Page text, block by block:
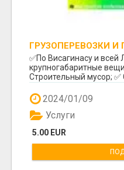
ГРУЗОПЕРЕВОЗКИ И
✅️По Висагинасу и
крупногабаритные
Строительный мусор;
2024/01/09
5.00 EUR
Услуги